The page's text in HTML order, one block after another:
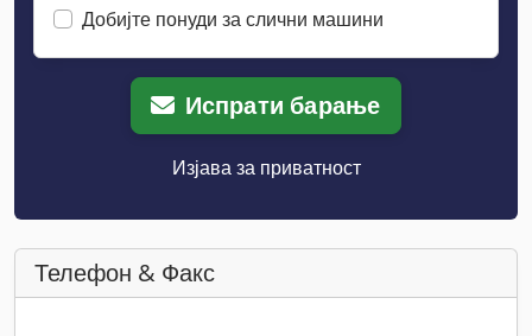
Добијте понуди за слични машини
Испрати барање
Изјава за приватност
Телефон & Факс